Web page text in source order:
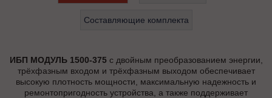
Составляющие комплекта
ИБП МОДУЛЬ 1500-375с двойным преобразованием энергии,
трёхфазным входом и трёхфазным выходом обеспечивает
высокую плотность мощности, максимальную надежность и
ремонтопригодность устройства, а также поддерживает